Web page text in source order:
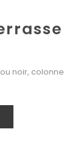
noir, colonne